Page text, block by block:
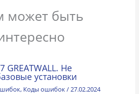
может быть
Не
установки
, Коды ошибок/27.02.2024